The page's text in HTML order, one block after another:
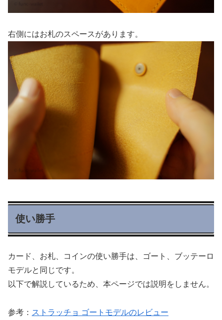
右側にはお札のスペースがあります。
使い勝手
カード、お札、コインの使い勝手は、ゴート、ブッテーロ
モデルと同じです。
以下で解説しているため、本ページでは説明をしません。
参考： ストラッチョ ゴートモデルのレビュー